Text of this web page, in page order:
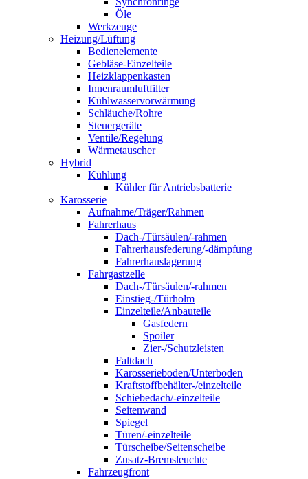
Öle
Werkzeuge
Heizung/Lüftung
Bedienelemente
Gebläse-Einzelteile
Heizklappenkasten
Innenraumluftfilter
Kühlwasservorwärmung
Schläuche/Rohre
Steuergeräte
Ventile/Regelung
Wärmetauscher
Hybrid
Kühlung
Kühler für Antriebsbatterie
Karosserie
Aufnahme/Träger/Rahmen
Fahrerhaus
Dach-/Türsäulen/-rahmen
Fahrerhausfederung/-dämpfung
Fahrerhauslagerung
Fahrgastzelle
Dach-/Türsäulen/-rahmen
Einstieg-/Türholm
Einzelteile/Anbauteile
Gasfedern
Spoiler
Zier-/Schutzleisten
Faltdach
Karosserieboden/Unterboden
Kraftstoffbehälter-/einzelteile
Schiebedach/-einzelteile
Seitenwand
Spiegel
Türen/-einzelteile
Türscheibe/Seitenscheibe
Zusatz-Bremsleuchte
Fahrzeugfront